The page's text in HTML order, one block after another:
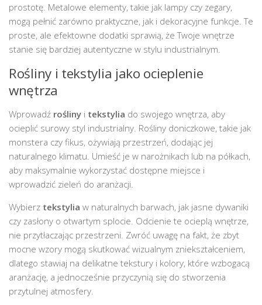
prostotę. Metalowe elementy, takie jak lampy czy zegary,
mogą pełnić zarówno praktyczne, jak i dekoracyjne funkcje. Te
proste, ale efektowne dodatki sprawią, że Twoje wnętrze
stanie się bardziej autentyczne w stylu industrialnym.
Rośliny i tekstylia jako ocieplenie
wnętrza
Wprowadź rośliny i tekstylia do swojego wnętrza, aby
ocieplić surowy styl industrialny. Rośliny doniczkowe, takie jak
monstera czy fikus, ożywiają przestrzeń, dodając jej
naturalnego klimatu. Umieść je w narożnikach lub na półkach,
aby maksymalnie wykorzystać dostępne miejsce i
wprowadzić zieleń do aranżacji.
Wybierz tekstylia w naturalnych barwach, jak jasne dywaniki
czy zasłony o otwartym splocie. Odcienie te ocieplą wnętrze,
nie przytłaczając przestrzeni. Zwróć uwagę na fakt, że zbyt
mocne wzory mogą skutkować wizualnym zniekształceniem,
dlatego stawiaj na delikatne tekstury i kolory, które wzbogacą
aranżację, a jednocześnie przyczynią się do stworzenia
przytulnej atmosfery.